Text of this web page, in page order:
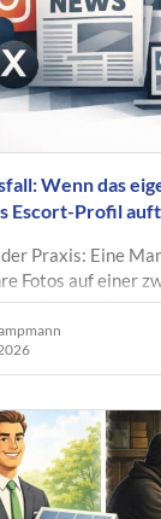
Wenn das
Escort-Profil
der Praxis: Eine
Fotos auf einer
wurden,
zu erstellen.…